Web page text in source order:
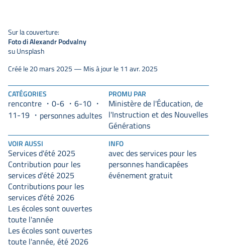
CATÉGORIES
rencontre 0-6
6-10
11-19
personnes adultes
PROMU PAR
Ministère de l'Éducation, de
l'Instruction et des Nouvelles
Générations
VOIR AUSSI
Services d'été 2025
Contribution pour les
services d'été 2025
Contributions pour les
services d'été 2026
Les écoles sont ouvertes
toute l'année
Les écoles sont ouvertes
toute l'année, été 2026
INFO
avec des services pour les
personnes handicapées
événement gratuit
Sur la couverture:
Foto di Alexandr Podvalny
su Unsplash
Créé le 20 mars 2025 — Mis à jour le 11 avr. 2025